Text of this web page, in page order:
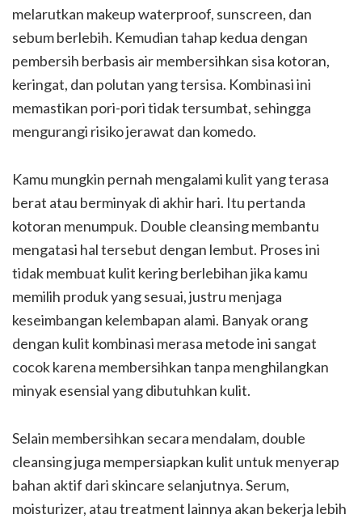
melarutkan makeup waterproof, sunscreen, dan
sebum berlebih. Kemudian tahap kedua dengan
pembersih berbasis air membersihkan sisa kotoran,
keringat, dan polutan yang tersisa. Kombinasi ini
memastikan pori-pori tidak tersumbat, sehingga
mengurangi risiko jerawat dan komedo.
Kamu mungkin pernah mengalami kulit yang terasa
berat atau berminyak di akhir hari. Itu pertanda
kotoran menumpuk. Double cleansing membantu
mengatasi hal tersebut dengan lembut. Proses ini
tidak membuat kulit kering berlebihan jika kamu
memilih produk yang sesuai, justru menjaga
keseimbangan kelembapan alami. Banyak orang
dengan kulit kombinasi merasa metode ini sangat
cocok karena membersihkan tanpa menghilangkan
minyak esensial yang dibutuhkan kulit.
Selain membersihkan secara mendalam, double
cleansing juga mempersiapkan kulit untuk menyerap
bahan aktif dari skincare selanjutnya. Serum,
moisturizer, atau treatment lainnya akan bekerja lebih